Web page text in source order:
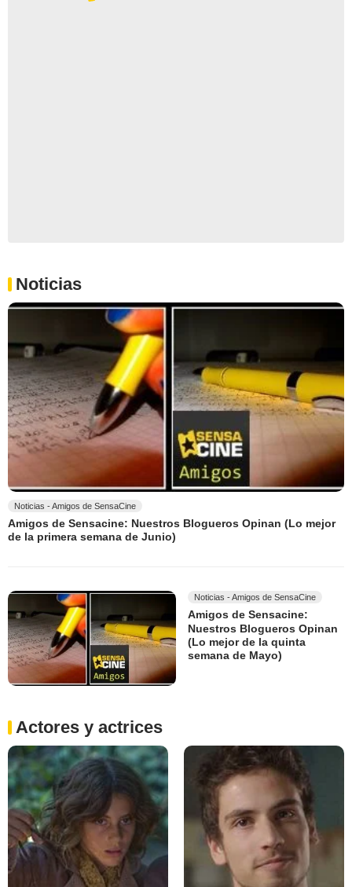
Noticias
Noticias - Amigos de SensaCine
Amigos de Sensacine: Nuestros Blogueros Opinan (Lo mejor
de la primera semana de Junio)
Noticias - Amigos de SensaCine
Amigos de Sensacine:
Nuestros Blogueros Opinan
(Lo mejor de la quinta
semana de Mayo)
Actores y actrices